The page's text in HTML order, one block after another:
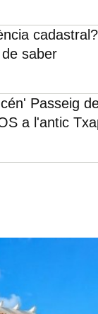
saber
Passeig
a l'antic